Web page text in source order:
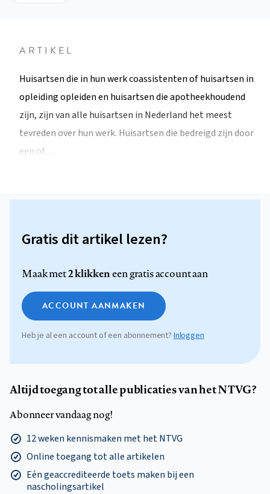
ARTIKEL
Huisartsen die in hun werk coassistenten of huisartsen in
opleiding opleiden en huisartsen die apotheekhoudend
zijn, zijn van alle huisartsen in Nederland het meest
tevreden over hun werk. Huisartsen die bedreigd zijn door
een of…
Gratis dit artikel lezen?
Maak met2 klikkeneen gratis account aan
ACCOUNT AANMAKEN
Heb je al een account of een abonnement? Inloggen
Altijd toegang tot alle publicaties van het NTVG?
Abonneer vandaag nog!
12 weken kennismaken met het NTVG
Online toegang tot alle artikelen
Eén geaccrediteerde toets maken bij een
nascholingsartikel